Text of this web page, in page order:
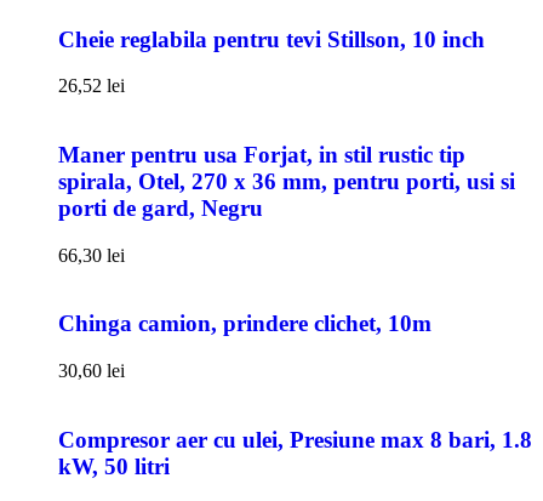
Cheie reglabila pentru tevi Stillson, 10 inch
26,52 lei
Maner pentru usa Forjat, in stil rustic tip
spirala, Otel, 270 x 36 mm, pentru porti, usi si
porti de gard, Negru
66,30 lei
Chinga camion, prindere clichet, 10m
30,60 lei
Compresor aer cu ulei, Presiune max 8 bari, 1.8
kW, 50 litri